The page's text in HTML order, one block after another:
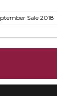
Sale 2018